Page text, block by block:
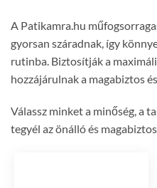
A Patikamra.hu
gyorsan száradnak, így
rutinba. Biztosítják a
hozzájárulnak a magabiztos
Válassz minket a minőség, a
tegyél az önálló és